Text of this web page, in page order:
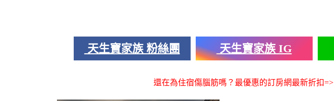
天生寶家族 粉絲團 天生寶家族 IG
還在為住宿傷腦筋嗎？最優惠的訂房網最新折扣=>